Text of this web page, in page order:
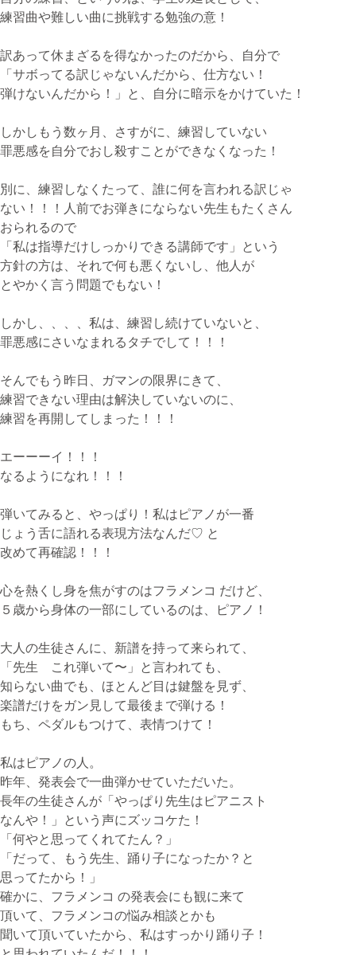
ギター･ウクレレ教室について
073-454-9137
携帯
090-4764-9331
ピアノ教室について
080-3853-1074
練習曲や難しい曲に挑戦する勉強の意！
訳あって休まざるを得なかったのだから、自分で
「サボってる訳じゃないんだから、仕方ない！
弾けないんだから！」と、自分に暗示をかけていた！
しかしもう数ヶ月、さすがに、練習していない
罪悪感を自分でおし殺すことができなくなった！
別に、練習しなくたって、誰に何を言われる訳じゃ
ない！！！人前でお弾きにならない先生もたくさん
おられるので
「私は指導だけしっかりできる講師です」という
方針の方は、それで何も悪くないし、他人が
とやかく言う問題でもない！
しかし、、、、私は、練習し続けていないと、
罪悪感にさいなまれるタチでして！！！
そんでもう昨日、ガマンの限界にきて、
練習できない理由は解決していないのに、
練習を再開してしまった！！！
エーーーイ！！！
なるようになれ！！！
弾いてみると、やっぱり！私はピアノが一番
じょう舌に語れる表現方法なんだ♡ と
改めて再確認！！！
心を熱くし身を焦がすのはフラメンコ だけど、
５歳から身体の一部にしているのは、ピアノ！
大人の生徒さんに、新譜を持って来られて、
「先生 これ弾いて〜」と言われても、
知らない曲でも、ほとんど目は鍵盤を見ず、
楽譜だけをガン見して最後まで弾ける！
もち、ペダルもつけて、表情つけて！
私はピアノの人。
昨年、発表会で一曲弾かせていただいた。
長年の生徒さんが「やっぱり先生はピアニスト
なんや！」という声にズッコケた！
「何やと思ってくれてたん？」
「だって、もう先生、踊り子になったか？と
思ってたから！」
確かに、フラメンコ の発表会にも観に来て
頂いて、フラメンコの悩み相談とかも
聞いて頂いていたから、私はすっかり踊り子！